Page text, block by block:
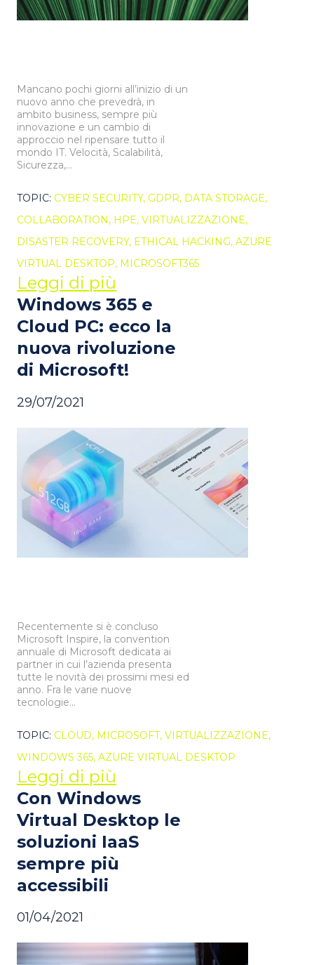
Mancano pochi giorni all’inizio di un
nuovo anno che prevedrà, in
ambito business, sempre più
innovazione e un cambio di
approccio nel ripensare tutto il
mondo IT. Velocità, Scalabilità,
Sicurezza,...
TOPIC: CYBER SECURITY, GDPR, DATA STORAGE,
COLLABORATION, HPE, VIRTUALIZZAZIONE,
DISASTER RECOVERY, ETHICAL HACKING, AZURE
VIRTUAL DESKTOP, MICROSOFT365
Leggi di più
Windows 365 e
Cloud PC: ecco la
nuova rivoluzione
di Microsoft!
29/07/2021
Recentemente si è concluso
Microsoft Inspire, la convention
annuale di Microsoft dedicata ai
partner in cui l’azienda presenta
tutte le novità dei prossimi mesi ed
anno. Fra le varie nuove
tecnologie...
TOPIC: CLOUD, MICROSOFT, VIRTUALIZZAZIONE,
WINDOWS 365, AZURE VIRTUAL DESKTOP
Leggi di più
Con Windows
Virtual Desktop le
soluzioni IaaS
sempre più
accessibili
01/04/2021